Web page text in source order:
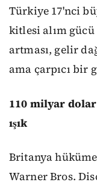
Türkiye 17'nci
kitlesi alım
artması, gelir
ama çarpıcı bir
110 milyar
ışık
Britanya
Warner Bros.